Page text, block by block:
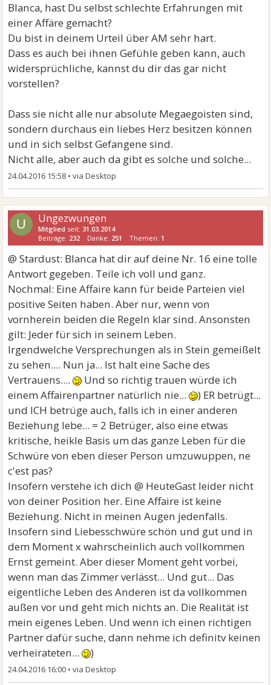
Blanca, hast Du selbst schlechte Erfahrungen mit
einer Affäre gemacht?
Du bist in deinem Urteil über AM sehr hart.
Dass es auch bei ihnen Gefühle geben kann, auch
widersprüchliche, kannst du dir das gar nicht
vorstellen?
Dass sie nicht alle nur absolute Megaegoisten sind,
sondern durchaus ein liebes Herz besitzen können
und in sich selbst Gefangene sind.
Nicht alle, aber auch da gibt es solche und solche...
24.04.2016 15:58 •
U Ungezwungen
Mitglied seit:31.03.2014
Beiträge: 232 Danke: 251 Themen: 1
@ Stardust: Blanca hat dir auf deine Nr. 16 eine tolle
Antwort gegeben. Teile ich voll und ganz.
Nochmal: Eine Affaire kann für beide Parteien viel
positive Seiten haben. Aber nur, wenn von
vornherein beiden die Regeln klar sind. Ansonsten
gilt: Jeder für sich in seinem Leben.
Irgendwelche Versprechungen als in Stein gemeißelt
zu sehen.... Nun ja... Ist halt eine Sache des
Vertrauens....
Und so richtig trauen würde ich
einem Affairenpartner natürlich nie...
) ER betrügt...
und ICH betrüge auch, falls ich in einer anderen
Beziehung lebe... = 2 Betrüger, also eine etwas
kritische, heikle Basis um das ganze Leben für die
Schwüre von eben dieser Person umzuwuppen, ne
c'est pas?
Insofern verstehe ich dich @ HeuteGast leider nicht
von deiner Position her. Eine Affaire ist keine
Beziehung. Nicht in meinen Augen jedenfalls.
Insofern sind Liebesschwüre schön und gut und in
dem Moment x wahrscheinlich auch vollkommen
Ernst gemeint. Aber dieser Moment geht vorbei,
wenn man das Zimmer verlässt... Und gut... Das
eigentliche Leben des Anderen ist da vollkommen
außen vor und geht mich nichts an. Die Realität ist
mein eigenes Leben. Und wenn ich einen richtigen
Partner dafür suche, dann nehme ich definitv keinen
verheirateten...
)
24.04.2016 16:00 •